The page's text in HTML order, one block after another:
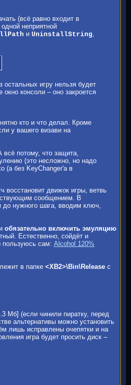
(всё равно входит в
неприятной
и UninstallString
остальных игру нельзя будет
консоли – оно закроется
кто и что делал. Кроме
у вашего визави на
потому, что защита,
(это несложно, но надо
(а без KeyChanger'a в
восстановит движок игры, ветвь
сообщением. В
до нужного шага, вводим ключ,
обязательно включить эмуляцию
Естественно, сойдёт и
пользуюсь сам: Alcohol 120%
в папке <ХВ2>\Bin\Release с
Мб] (если чинили пиратку, перед
альтернативы можно установить
лишь исправлены очепятки и на
игра будет просить диск –